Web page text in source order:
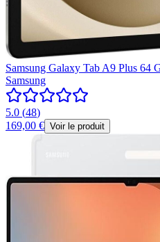
Samsung Galaxy Tab A9 Plus 64
Samsung
5.0 (48)
169,00 € Voir le produit